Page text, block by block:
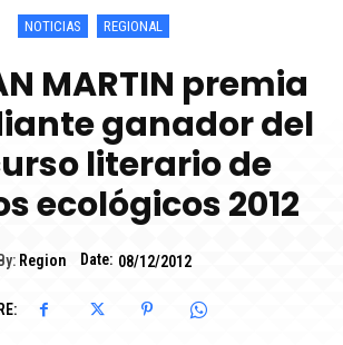
de anticorrupción en...
NOTICIAS REGIONAL
MARTIN premia
ganador del
literario de
ecológicos 2012
By: Region Date: 08/12/2012